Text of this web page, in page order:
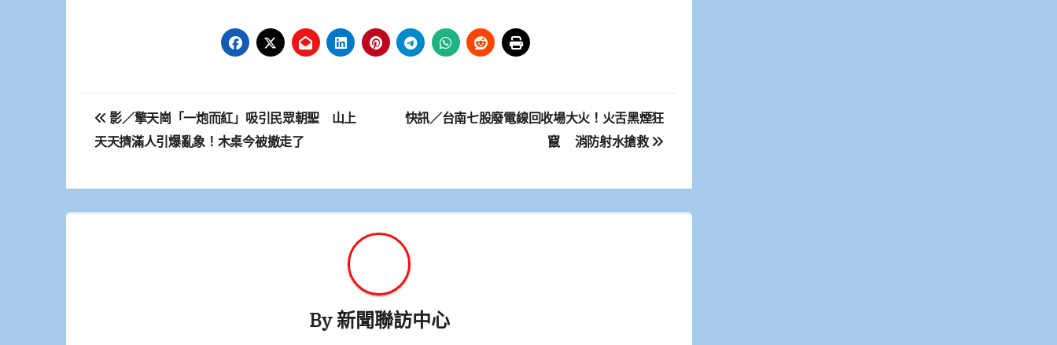
文
章
覽
影／擎天崗「一炮而紅」吸引民眾朝聖 山上
天天擠滿人引爆亂象！木桌今被撤走了
快訊／台南七股廢電線回收場大火！火舌黑煙狂
竄 消防射水搶救
By新聞聯訪中心